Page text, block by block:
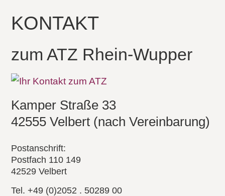
KONTAKT
zum ATZ Rhein-Wupper
Kamper Straße 33
42555 Velbert (nach Vereinbarung)
Postanschrift:
Postfach 110 149
42529 Velbert
Tel. +49 (0)2052 . 50289 00